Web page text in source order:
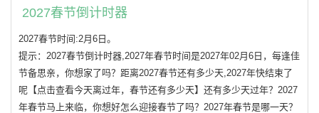
2027春节倒计时器
2027春节时间:2月6日。
提示：2027春节倒计时器,2027年春节时间是2027年02月6日，每逢佳
节备思亲，你想家了吗？距离2027春节还有多少天,2027年快结束了
呢【点击查看今天离过年，春节还有多少天】还有多少天过年？2027
年春节马上来临，你想好怎么迎接春节了吗？2027年春节是哪一天？